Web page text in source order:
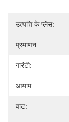
उत्पत्ति के प्लेस:
प्रमाणन:
गारंटी:
आयाम:
वाट: